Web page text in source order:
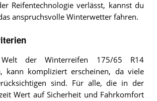
Reifentechnologie verlässt, kannst du
anspruchsvolle Winterwetter fahren.
der Winterreifen 175/65 R14
kann kompliziert erscheinen, da viele
sind. Für alle, die in der
Wert auf Sicherheit und Fahrkomfort